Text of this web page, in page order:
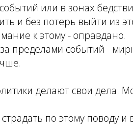
или в зонах
и без потерь выйти из
к этому - оправдано.
пределами событий -
делают свои дела.
по этому поводу и